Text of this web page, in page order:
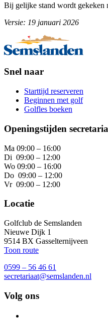
Bij gelijke stand wordt gekeken
Versie: 19 januari 2026
Snel naar
Starttijd reserveren
Beginnen met golf
Golfles boeken
Openingstijden
Ma 09:00 – 16:00
Di 09:00 – 12:00
Wo 09:00 – 16:00
Do 09:00 – 12:00
Vr 09:00 – 12:00
Locatie
Golfclub de Semslanden
Nieuwe Dijk 1
9514 BX Gasselternijveen
Toon route
0599 – 56 46 61
secretariaat@semslanden.nl
Volg ons